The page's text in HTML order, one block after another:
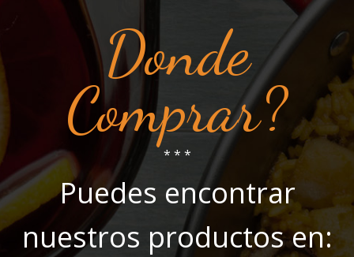
Donde
Comprar?
* * *
Puedes encontrar
nuestros productos en: